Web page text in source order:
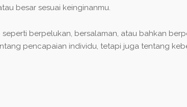
besar sesuai keinginanmu.
berpelukan, bersalaman, atau bahkan
pencapaian individu, tetapi juga tentang